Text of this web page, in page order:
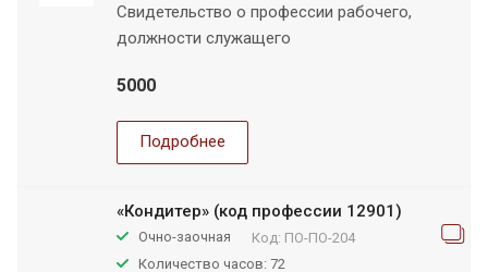
Свидетельство о профессии рабочего,
должности служащего
5000
Подробнее
«Кондитер» (код профессии 12901)
Очно-заочная Код: ПО-ПО-204
Количество часов: 72